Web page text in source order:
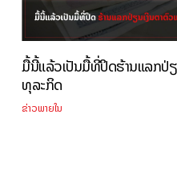
ມື້ນີ້ແລ້ວເປັນມື້ທີ່ປິດຮ້ານແລກປ່
ທຸລະກິດ
ຂ່າວພາຍໃນ